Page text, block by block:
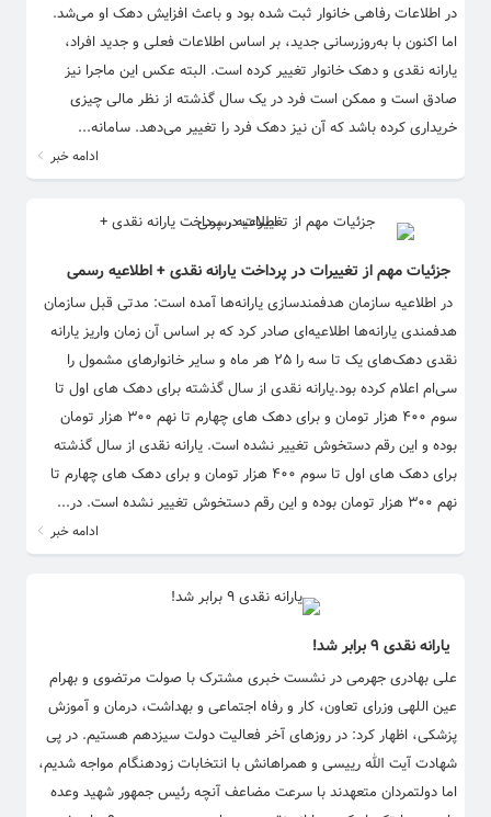
در اطلاعات رفاهی خانوار ثبت شده بود و باعث افزایش دهک او می‌شد.
اما اکنون با به‌روزرسانی جدید، بر اساس اطلاعات فعلی و جدید افراد،
یارانه نقدی و دهک خانوار تغییر کرده است. البته عکس این ماجرا نیز
صادق است و ممکن است فرد در یک سال گذشته از نظر مالی چیزی
خریداری کرده باشد که آن نیز دهک فرد را تغییر می‌دهد. سامانه...
ادامه خبر
جزئیات مهم از تغییرات در پرداخت یارانه نقدی + اطلاعیه رسمی
در اطلاعیه سازمان هدفمندسازی یارانه‌ها آمده است: مدتی قبل سازمان
هدفمندی یارانه‌ها اطلاعیه‌ای صادر کرد که بر اساس آن زمان واریز یارانه
نقدی دهک‌های یک تا سه را ۲۵ هر ماه و سایر خانوار‌های مشمول را
سی‌ام اعلام کرده بود.یارانه نقدی از سال گذشته برای دهک های اول تا
سوم ۴۰۰ هزار تومان و برای دهک های چهارم تا نهم ۳۰۰ هزار تومان
بوده و این رقم دستخوش تغییر نشده است. یارانه نقدی از سال گذشته
برای دهک های اول تا سوم ۴۰۰ هزار تومان و برای دهک های چهارم تا
نهم ۳۰۰ هزار تومان بوده و این رقم دستخوش تغییر نشده است. در...
ادامه خبر
یارانه نقدی ۹ برابر شد!
علی بهادری جهرمی در نشست خبری مشترک با صولت مرتضوی و بهرام
عین اللهی وزرای تعاون، کار و رفاه اجتماعی و بهداشت، درمان و آموزش
پزشکی، اظهار کرد: در روزهای آخر فعالیت دولت سیزدهم هستیم. در پی
شهادت آیت الله رییسی و همراهانش با انتخابات زودهنگام مواجه شدیم،
اما دولتمردان متعهدند با سرعت مضاعف آنچه رئیس جمهور شهید وعده